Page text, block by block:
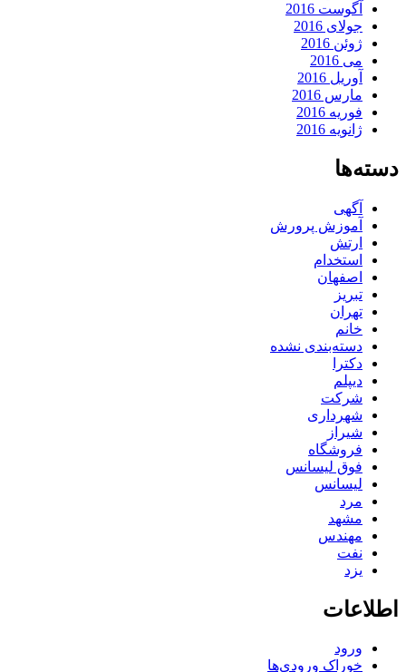
آگوست 2016
جولای 2016
ژوئن 2016
می 2016
آوریل 2016
مارس 2016
فوریه 2016
ژانویه 2016
دسته‌ها
آگهی
آموزش پرورش
ارتش
استخدام
اصفهان
تبریز
تهران
خانم
دسته‌بندی نشده
دکترا
دیپلم
شرکت
شهرداری
شیراز
فروشگاه
فوق لیسانس
لیسانس
مرد
مشهد
مهندس
نفت
یزد
اطلاعات
ورود
خوراک ورودی‌ها